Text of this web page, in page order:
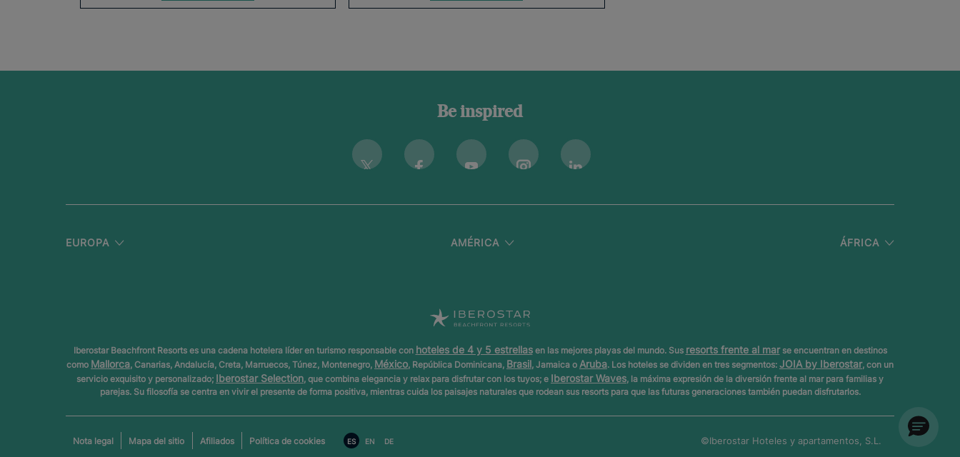
Be inspired
Twitter Facebook Youtube InstagramLinkedin
EUROPA AMÉRICA ÁFRICA
Iberostar Beachfront Resorts es una cadena hotelera líder en turismo responsable con hoteles de 4 y 5 estrellasen las mejores playas del mundo. Sus resorts frente al marse encuentran en destinos
como Mallorca, Canarias, Andalucía, Creta, Marruecos, Túnez, Montenegro, México, República Dominicana, Brasil, Jamaica o Aruba. Los hoteles se dividen en tres segmentos: JOIA by Iberostar, con un
servicio exquisito y personalizado; Iberostar Selection, que combina elegancia y relax para disfrutar con los tuyos; e Iberostar Waves, la máxima expresión de la diversión frente al mar para familias y
parejas. Su filosofía se centra en vivir el presente de forma positiva, mientras cuida los paisajes naturales que rodean sus resorts para que las futuras generaciones también puedan disfrutarlos.
Nota legal Mapa del sitio Afiliados Política de cookies ES EN DE ©Iberostar Hoteles y apartamentos, S.L.